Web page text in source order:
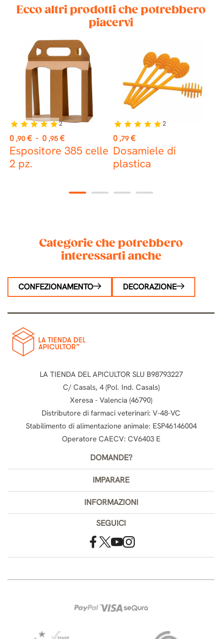
Ecco altri prodotti che potrebbero
piacervi
Prezzo
0 ,90 € - 0 ,95 €
Espositore 385 celle
2 pz.
star star starstarstar2
Prezzo
0 ,79 €
Dosamiele di
plastica
star star star star star2
1 2 3 4
Categorie che potrebbero
interessarti anche
CONFEZIONAMENTO DECORAZIONE
LA TIENDA DEL APICULTOR SLU B98793227
C/ Casals, 4 (Pol. Ind. Casals)
Xeresa - Valencia (46790)
Distributore di farmaci veterinari: V-48-VC
Stabilimento di alimentazione animale: ESP46146004
Operatore CAECV: CV6403 E
DOMANDE?
IMPARARE
INFORMAZIONI
SEGUICI